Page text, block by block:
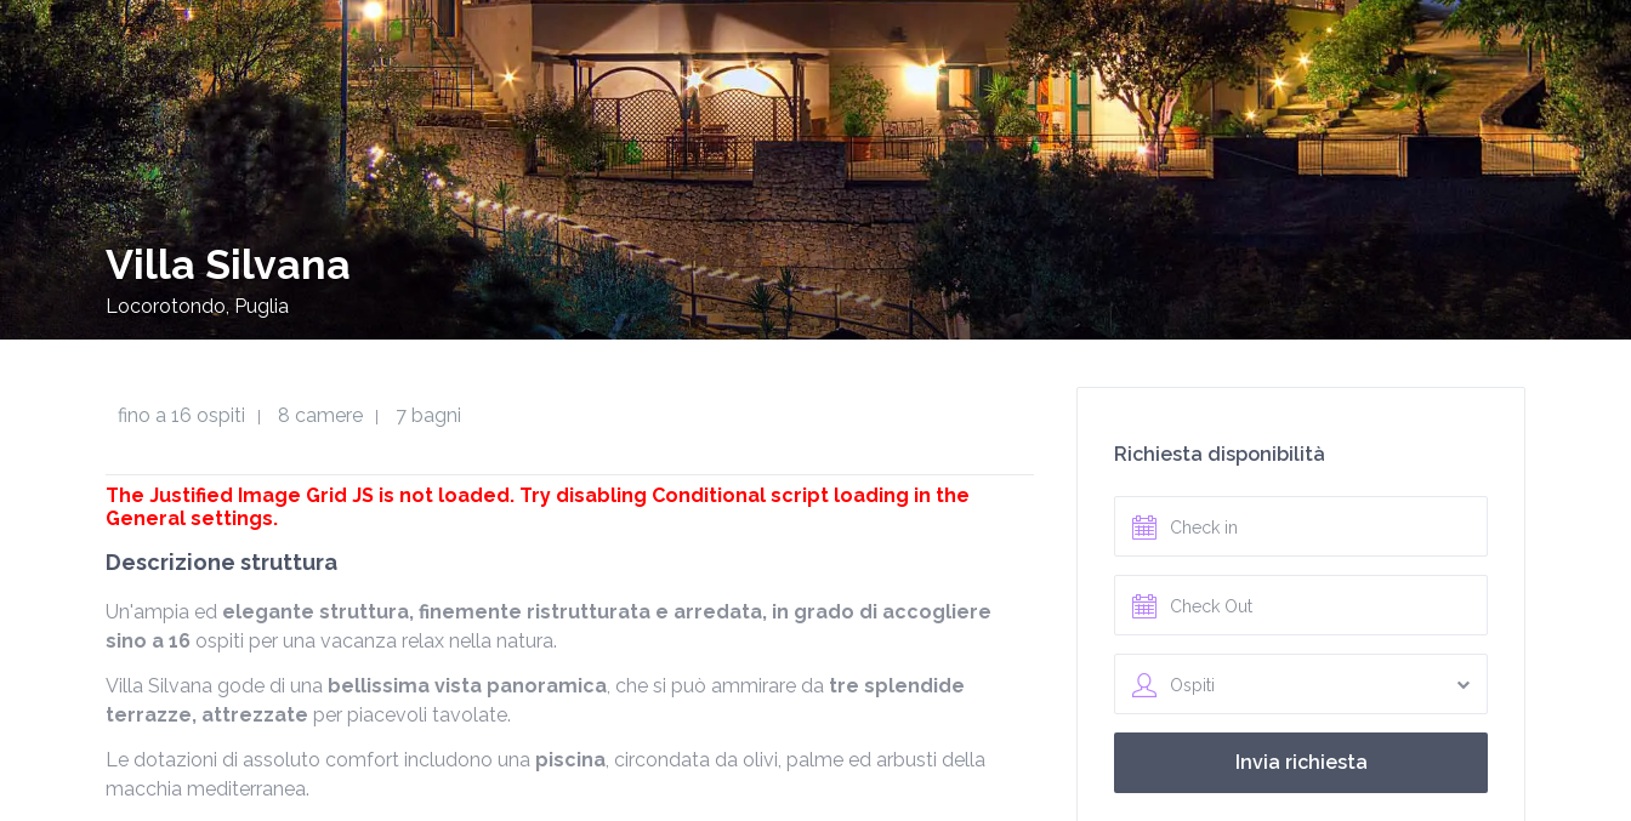
Villa Silvana
Locorotondo, Puglia
fino a 16 ospiti 8 camere 7 bagni
The Justified Image Grid JS is not loaded. Try disabling Conditional script loading in the
General settings.
Descrizione struttura
Un'ampia ed elegante struttura, finemente ristrutturata e arredata, in grado di accogliere
sino a 16 ospiti per una vacanza relax nella natura.
Villa Silvana gode di una bellissima vista panoramica, che si può ammirare da tre splendide
terrazze, attrezzate per piacevoli tavolate.
Le dotazioni di assoluto comfort includono una piscina, circondata da olivi, palme ed arbusti della
macchia mediterranea.
Richiesta disponibilità
Ospiti